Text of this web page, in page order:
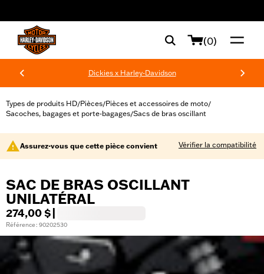
(0)
Dickies x Harley-Davidson
Types de produits HD/Pièces/Pièces et accessoires de moto/
Sacoches, bagages et porte-bagages/Sacs de bras oscillant
Assurez-vous que cette pièce convient Vérifier la compatibilité
SAC DE BRAS OSCILLANT
UNILATÉRAL
274,00 $
Référence : 90202530